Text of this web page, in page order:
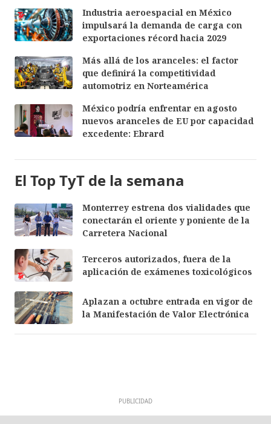
Industria aeroespacial en México
impulsará la demanda de carga con
exportaciones récord hacia 2029
Más allá de los aranceles: el factor
que definirá la competitividad
automotriz en Norteamérica
México podría enfrentar en agosto
nuevos aranceles de EU por capacidad
excedente: Ebrard
El Top TyT de la semana
Monterrey estrena dos vialidades que
conectarán el oriente y poniente de la
Carretera Nacional
Terceros autorizados, fuera de la
aplicación de exámenes toxicológicos
Aplazan a octubre entrada en vigor de
la Manifestación de Valor Electrónica
PUBLICIDAD